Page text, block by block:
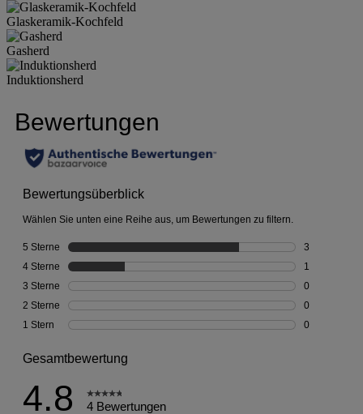
Glaskeramik-Kochfeld
Gasherd
Induktionsherd